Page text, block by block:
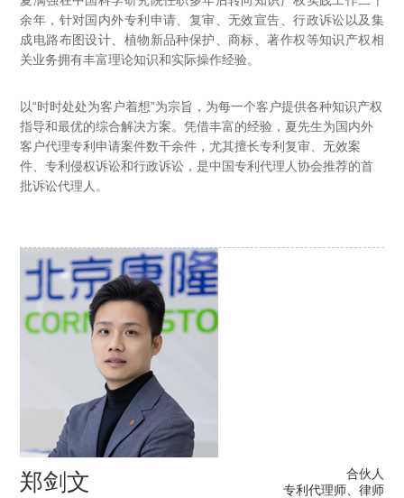
余年，针对国内外专利申请、复审、无效宣告、行政诉讼以及集
成电路布图设计、植物新品种保护、商标、著作权等知识产权相
关业务拥有丰富理论知识和实际操作经验。
以“时时处处为客户着想”为宗旨，为每一个客户提供各种知识产权
指导和最优的综合解决方案。凭借丰富的经验，夏先生为国内外
客户代理专利申请案件数干余件，尤其擅长专利复审、无效案
件、专利侵权诉讼和行政诉讼，是中国专利代理人协会推荐的首
批诉讼代理人。
郑剑文
合伙人
专利代理师、律师